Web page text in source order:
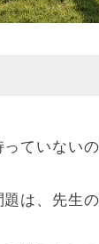
ていないの
は、先生の